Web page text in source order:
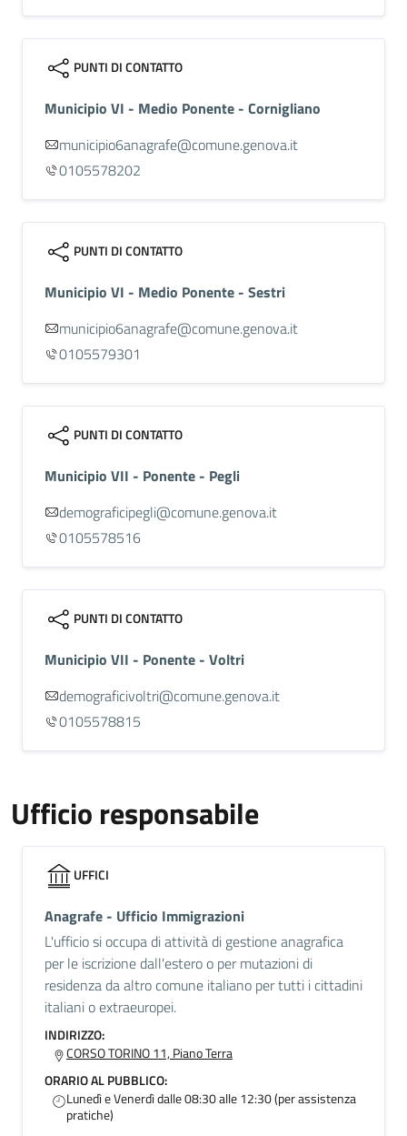
PUNTI DI CONTATTO
Municipio VI - Medio Ponente - Cornigliano
municipio6anagrafe@comune.genova.it
0105578202
PUNTI DI CONTATTO
Municipio VI - Medio Ponente - Sestri
municipio6anagrafe@comune.genova.it
0105579301
PUNTI DI CONTATTO
Municipio VII - Ponente - Pegli
demograficipegli@comune.genova.it
0105578516
PUNTI DI CONTATTO
Municipio VII - Ponente - Voltri
demograficivoltri@comune.genova.it
0105578815
Ufficio responsabile
UFFICI
Anagrafe - Ufficio Immigrazioni
L'ufficio si occupa di attività di gestione anagrafica
per le iscrizione dall'estero o per mutazioni di
residenza da altro comune italiano per tutti i cittadini
italiani o extraeuropei.
INDIRIZZO:
CORSO TORINO 11, Piano Terra
ORARIO AL PUBBLICO:
Lunedì e Venerdì dalle 08:30 alle 12:30 (per assistenza
pratiche)